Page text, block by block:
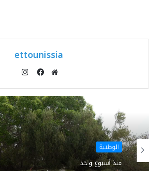
ettounissia
الويب
الوطنية
منذ أسبوع واحد